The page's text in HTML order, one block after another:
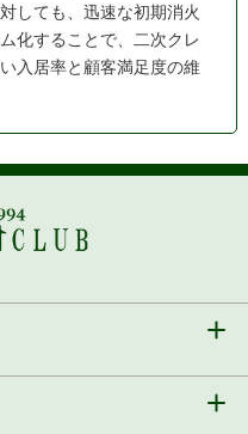
しても、迅速な初期消火
化することで、二次クレ
入居率と顧客満足度の維